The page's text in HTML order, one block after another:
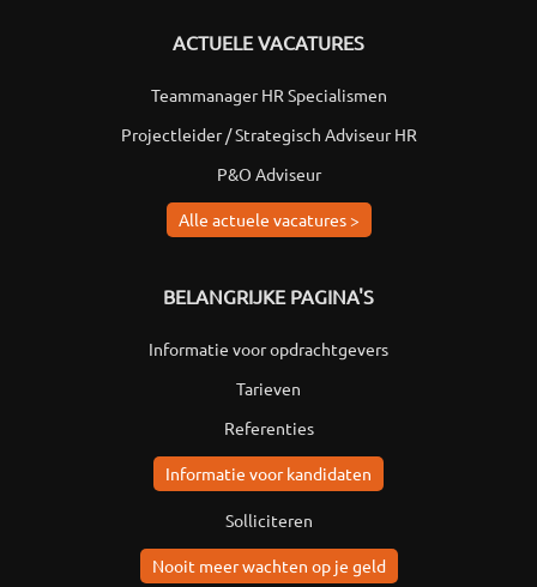
ACTUELE VACATURES
Teammanager HR Specialismen
Projectleider / Strategisch Adviseur HR
P&O Adviseur
Alle actuele vacatures >
BELANGRIJKE PAGINA'S
Informatie voor opdrachtgevers
Tarieven
Referenties
Informatie voor kandidaten
Solliciteren
Nooit meer wachten op je geld